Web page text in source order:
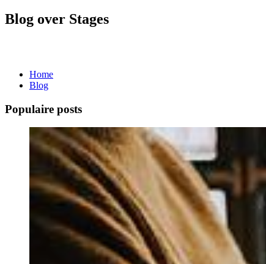
Blog over Stages
Home
Blog
Populaire posts